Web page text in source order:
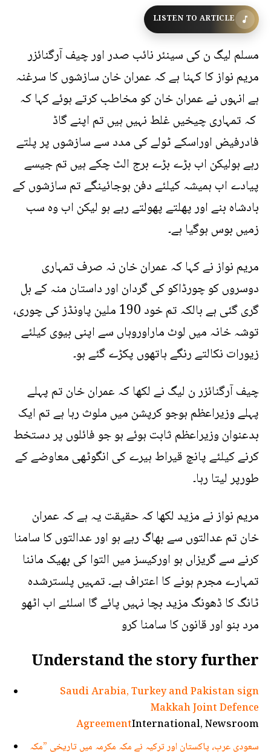
LISTEN TO ARTICLE
مسلم لیگ ن کی سینئر نائب صدر اور چیف آرگنائزر
مریم نواز کا کہنا ہے کہ عمران خان سازشوں کا سرغنہ
ہے انہوں نے عمران خان کو مخاطب کرتے ہوئے کہا کہ
کہ تمہاری چیخیں غلط نہیں ہیں تم اپنے گاڈ
فادرفیض اوراسکے ٹولے کی مدد سے سازشوں پر پلتے
رہے ہولیکن اب بڑے بڑے برج الٹ چکے ہیں تم جیسے
پیادے اب ہمیشہ کیلئے دفن ہوجائینگے تم سازشوں کے
بادشاہ بنے اور پھلتے پھولتے رہے ہو لیکن اب وہ سب
زمیں بوس ہوگیا ہے۔
مریم نواز نے کہا کہ عمران خان نہ صرف تمہاری
دوسروں کو چورڈاکو کی گردان اور داستان منہ کے بل
گری گئی ہے بالکہ تم خود 190 ملین پاونڈز کی چوری،
توشہ خانہ میں لوٹ ماراوروہاں سے اپنی بیوی کیلئے
زیورات نکالتے رنگے ہاتھوں پکڑے گئے ہو۔
چیف آرگنائزر ن لیگ نے لکھا کہ عمران خان تم پہلے
پہلے وزیراعظم ہوجو کرپشن میں ملوث رہا ہے تم ایک
بدعنوان وزیراعظم ثابت ہوئے ہو جو فائلوں پر دستخط
کرنے کیلئے پانچ قیراط ہیرے کی انگوٹھی معاوضے کے
طورپر لیتا رہا۔
مریم نواز نے مزید لکھا کہ حقیقت یہ ہے کہ عمران
خان تم عدالتوں سے بھاگ رہے ہو اور عدالتوں کا سامنا
کرنے سے گریزاں ہو اورکیسز میں التوا کی بھیک ماننا
تمہارے مجرم ہونے کا اعتراف ہے۔ تمہیں پلسترشدہ
ٹانگ کا ڈھونگ مزید بچا نہیں پائے گا اسلئے اب اٹھو
مرد بنو اور قانون کا سامنا کرو
Understand the story further
Saudi Arabia, Turkey and Pakistan sign
Makkah Joint Defence
AgreementInternational, Newsroom
سعودی عرب، پاکستان اور ترکیہ نے مکہ مکرمہ میں تاریخی ”مکہ